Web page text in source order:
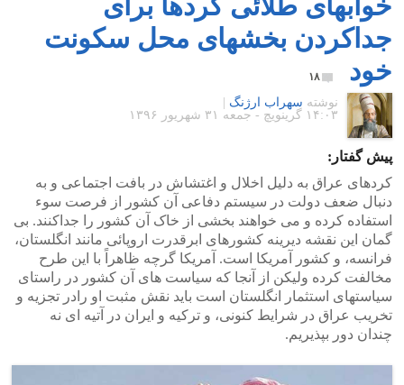
جداکردن بخشهای محل سکونت
خود
۱۸
نوشته سهراب ارژنگ
۱۴:۰۳ گرينويچ - جمعه ۳۱ شهریور ۱۳۹۶
پیش گفتار:
کردهای عراق به دلیل اخلال و اغتشاش در بافت اجتماعی و به
دنبال ضعف دولت در سیستم دفاعی آن کشور از فرصت سوء
استفاده کرده و می خواهند بخشی از خاک آن کشور را جداکنند. بی
گمان این نقشه دیرینه کشورهای ابرقدرت اروپائی مانند انگلستان،
فرانسه، و کشور آمریکا است. آمریکا گرچه ظاهراً با این طرح
مخالفت کرده ولیکن از آنجا که سیاست های آن کشور در راستای
سیاستهای استثمار انگلستان است باید نقش مثبت او رادر تجزیه و
تخریب عراق در شرایط کنونی، و ترکیه و ایران در آتیه ای نه
چندان دور بپذیریم.